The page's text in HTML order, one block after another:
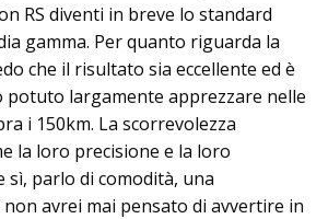
RS diventi in breve lo standard
gamma. Per quanto riguarda la
che il risultato sia eccellente ed è
potuto largamente apprezzare nelle
i 150km. La scorrevolezza
la loro precisione e la loro
sì, parlo di comodità, una
avrei mai pensato di avvertire in